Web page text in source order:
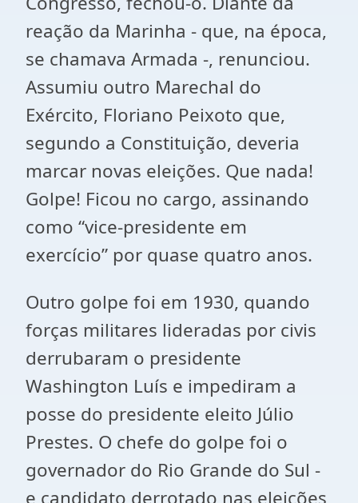
reação da Marinha - que, na época,
se chamava Armada -, renunciou.
Assumiu outro Marechal do
Exército, Floriano Peixoto que,
segundo a Constituição, deveria
marcar novas eleições. Que nada!
Golpe! Ficou no cargo, assinando
como “vice-presidente em
exercício” por quase quatro anos.
Outro golpe foi em 1930, quando
forças militares lideradas por civis
derrubaram o presidente
Washington Luís e impediram a
posse do presidente eleito Júlio
Prestes. O chefe do golpe foi o
governador do Rio Grande do Sul -
e candidato derrotado nas eleições